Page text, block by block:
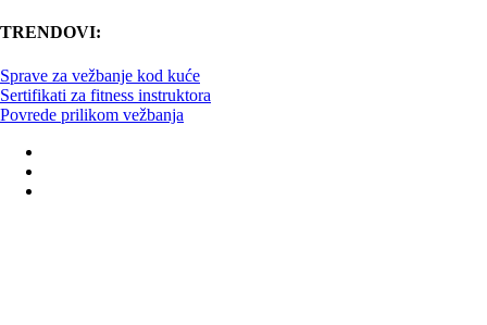
TRENDOVI:
Sprave za vežbanje kod kuće
Sertifikati za fitness instruktora
Povrede prilikom vežbanja